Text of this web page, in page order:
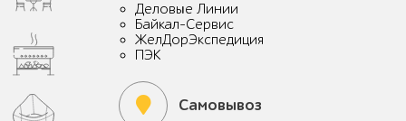
Деловые Линии
Байкал-Сервис
ЖелДорЭкспедиция
ПЭК
Самовывоз